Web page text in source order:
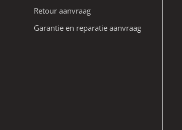
Retour aanvraag
Garantie en reparatie aanvraag